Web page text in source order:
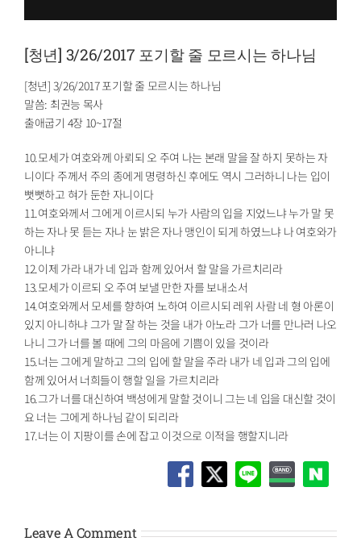
[청년] 3/26/2017 포기할 줄 모르시는 하나님
[청년] 3/26/2017 포기할 줄 모르시는 하나님
말씀: 최권능 목사
출애굽기 4장 10~17절
10.모세가 여호와께 아뢰되 오 주여 나는 본래 말을 잘 하지 못하는 자
니이다 주께서 주의 종에게 명령하신 후에도 역시 그러하니 나는 입이
뻣뻣하고 혀가 둔한 자니이다
11.여호와께서 그에게 이르시되 누가 사람의 입을 지었느냐 누가 말 못
하는 자나 못 듣는 자나 눈 밝은 자나 맹인이 되게 하였느냐 나 여호와가
아니냐
12.이제 가라 내가 네 입과 함께 있어서 할 말을 가르치리라
13.모세가 이르되 오 주여 보낼 만한 자를 보내소서
14.여호와께서 모세를 향하여 노하여 이르시되 레위 사람 네 형 아론이
있지 아니하냐 그가 말 잘 하는 것을 내가 아노라 그가 너를 만나러 나오
나니 그가 너를 볼 때에 그의 마음에 기쁨이 있을 것이라
15.너는 그에게 말하고 그의 입에 할 말을 주라 내가 네 입과 그의 입에
함께 있어서 너희들이 행할 일을 가르치리라
16.그가 너를 대신하여 백성에게 말할 것이니 그는 네 입을 대신할 것이
요 너는 그에게 하나님 같이 되리라
17.너는 이 지팡이를 손에 잡고 이것으로 이적을 행할지니라
Leave A Comment